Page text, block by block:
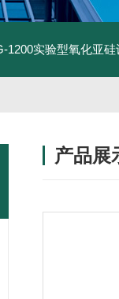
1200实验型氧化亚硅
产品展